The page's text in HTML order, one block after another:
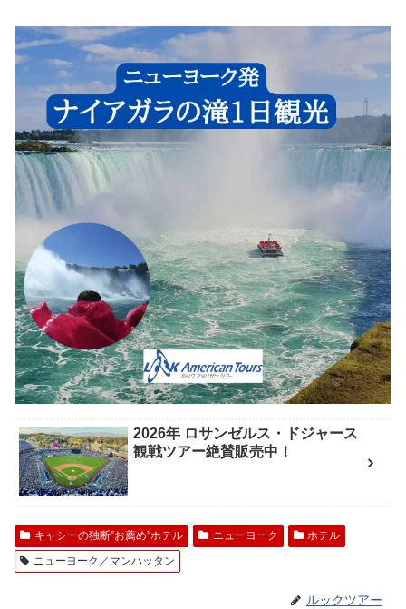
2026年 ロサンゼルス・ドジャース
観戦ツアー絶賛販売中！
キャシーの独断”お薦め”ホテル ニューヨーク
ホテル
ニューヨーク／マンハッタン
ルックツアー